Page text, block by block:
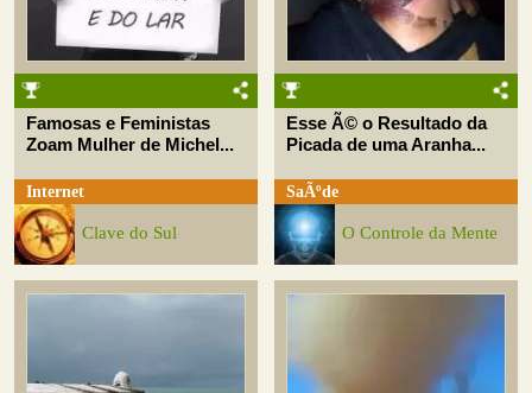
Famosas e Feministas
Zoam Mulher de Michel...
Internet
Clave do Sul
Esse Ã© o Resultado da
Picada de uma Aranha...
SaÃºde
O Controle da Mente